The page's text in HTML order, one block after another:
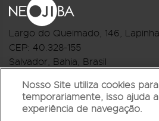
Largo do Queimado, 146, Lapinha
CEP: 40.328-155
Salvador, Bahia, Brasil
R.Monte Castelo Nº 62, Bairro
CEP: 40.301-210
Nosso Site utiliza cookies
temporariamente, isso ajuda
experiência de navegação.